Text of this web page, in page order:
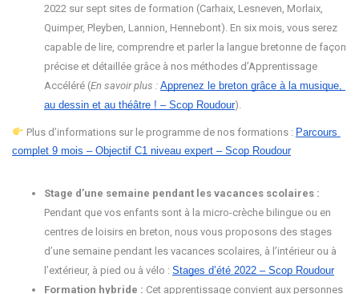
2022 sur sept sites de formation (Carhaix, Lesneven, Morlaix,
Quimper, Pleyben, Lannion, Hennebont). En six mois, vous serez
capable de lire, comprendre et parler la langue bretonne de façon
précise et détaillée grâce à nos méthodes d’Apprentissage
Accéléré (En savoir plus : Apprenez le breton grâce à la musique,
au dessin et au théâtre ! – Scop Roudour).
Plus d’informations sur le programme de nos formations : Parcours
complet 9 mois – Objectif C1 niveau expert – Scop Roudour
Stage d’une semaine pendant les vacances scolaires :
Pendant que vos enfants sont à la micro-crèche bilingue ou en
centres de loisirs en breton, nous vous proposons des stages
d’une semaine pendant les vacances scolaires, à l’intérieur ou à
l’extérieur, à pied ou à vélo : Stages d’été 2022 – Scop Roudour
Formation hybride : Cet apprentissage convient aux personnes